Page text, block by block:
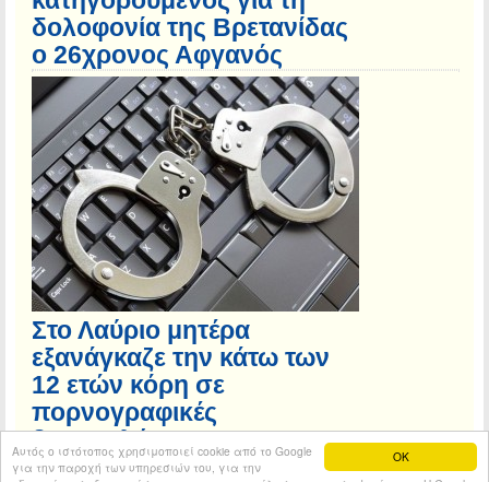
OK
Αυτός ο ιστότοπος χρησιμοποιεί cookie από το Google
για την παροχή των υπηρεσιών του, για την
δολοφονία της Βρετανίδας
ο 26χρονος Αφγανός
Στο Λαύριο μητέρα
εξανάγκαζε την κάτω των
12 ετών κόρη σε
πορνογραφικές
βιντεοκλήσεις με 56χρονο